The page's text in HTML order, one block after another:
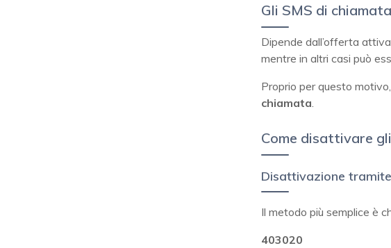
Gli SMS di
Dipende dall’offerta
mentre in altri casi può
Proprio per questo
chiamata.
Come disattivare
Disattivazione
Il metodo più semplice è
403020